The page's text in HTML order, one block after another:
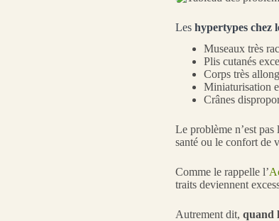
Les hypertypes chez
Museaux très
Plis cutanés
Corps très
Miniaturisation
Crânes
Le problème n’est
santé ou le confort de
Comme le rappelle l’
traits deviennent
Autrement dit, quand